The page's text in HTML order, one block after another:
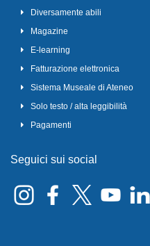
Diversamente abili
Magazine
E-learning
Fatturazione elettronica
Sistema Museale di Ateneo
Solo testo / alta leggibilità
Pagamenti
Seguici sui social